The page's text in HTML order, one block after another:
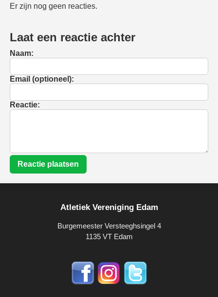
Er zijn nog geen reacties.
Laat een reactie achter
Naam:
Email (optioneel):
Reactie:
Reactie plaatsen
Atletiek Vereniging Edam
Burgemeester Versteeghsingel 4
1135 VT Edam